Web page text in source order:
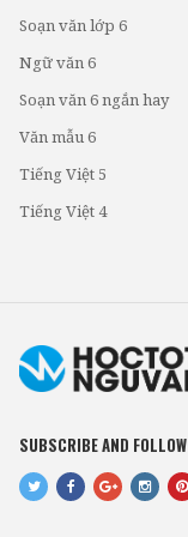
Soạn văn lớp 6
Ngữ văn 6
Soạn văn 6 ngắn hay
Văn mẫu 6
Tiếng Việt 5
Tiếng Việt 4
SUBSCRIBE AND FOLLOW